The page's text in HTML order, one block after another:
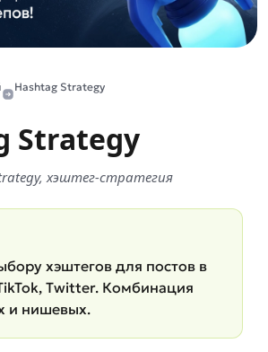
Hashtag Strategy
Strategy
хэштег-стратегия
хэштегов для постов в
Twitter. Комбинация
и нишевых.